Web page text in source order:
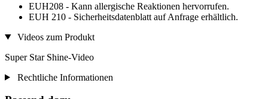
EUH208 - Kann allergische Reaktionen hervorrufen.
EUH 210 - Sicherheitsdatenblatt auf Anfrage erhältlich.
Videos zum Produkt
Super Star Shine-Video
Rechtliche Informationen